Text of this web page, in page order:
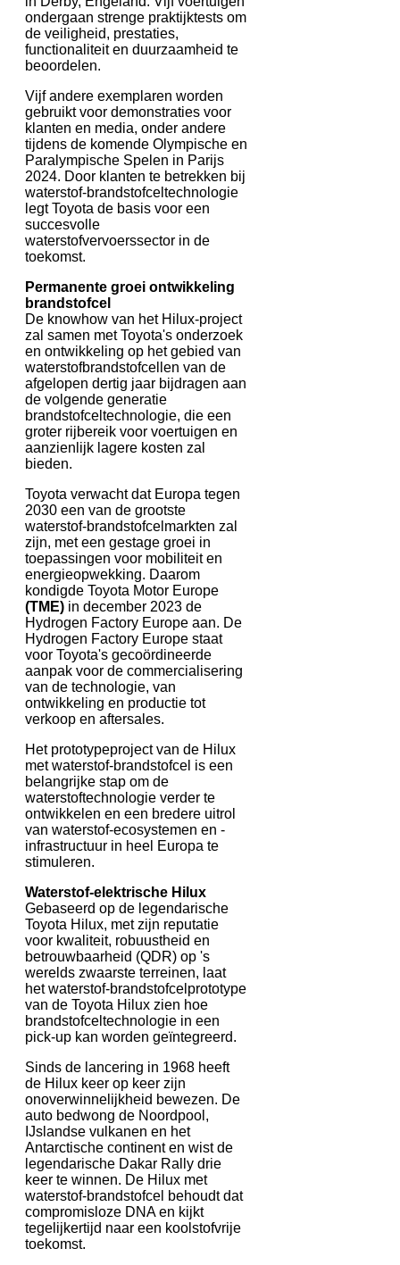
ondergaan strenge praktijktests om
de veiligheid, prestaties,
functionaliteit en duurzaamheid te
beoordelen.
Vijf andere exemplaren worden
gebruikt voor demonstraties voor
klanten en media, onder andere
tijdens de komende Olympische en
Paralympische Spelen in Parijs
2024. Door klanten te betrekken bij
waterstof-brandstofceltechnologie
legt Toyota de basis voor een
succesvolle
waterstofvervoerssector in de
toekomst.
Permanente groei ontwikkeling
brandstofcel
De knowhow van het Hilux-project
zal samen met Toyota's onderzoek
en ontwikkeling op het gebied van
waterstofbrandstofcellen van de
afgelopen dertig jaar bijdragen aan
de volgende generatie
brandstofceltechnologie, die een
groter rijbereik voor voertuigen en
aanzienlijk lagere kosten zal
bieden.
Toyota verwacht dat Europa tegen
2030 een van de grootste
waterstof-brandstofcelmarkten zal
zijn, met een gestage groei in
toepassingen voor mobiliteit en
energieopwekking. Daarom
kondigde Toyota Motor Europe
(TME) in december 2023 de
Hydrogen Factory Europe aan. De
Hydrogen Factory Europe staat
voor Toyota's gecoördineerde
aanpak voor de commercialisering
van de technologie, van
ontwikkeling en productie tot
verkoop en aftersales.
Het prototypeproject van de Hilux
met waterstof-brandstofcel is een
belangrijke stap om de
waterstoftechnologie verder te
ontwikkelen en een bredere uitrol
van waterstof-ecosystemen en -
infrastructuur in heel Europa te
stimuleren.
Waterstof-elektrische Hilux
Gebaseerd op de legendarische
Toyota Hilux, met zijn reputatie
voor kwaliteit, robuustheid en
betrouwbaarheid (QDR) op 's
werelds zwaarste terreinen, laat
het waterstof-brandstofcelprototype
van de Toyota Hilux zien hoe
brandstofceltechnologie in een
pick-up kan worden geïntegreerd.
Sinds de lancering in 1968 heeft
de Hilux keer op keer zijn
onoverwinnelijkheid bewezen. De
auto bedwong de Noordpool,
IJslandse vulkanen en het
Antarctische continent en wist de
legendarische Dakar Rally drie
keer te winnen. De Hilux met
waterstof-brandstofcel behoudt dat
compromisloze DNA en kijkt
tegelijkertijd naar een koolstofvrije
toekomst.